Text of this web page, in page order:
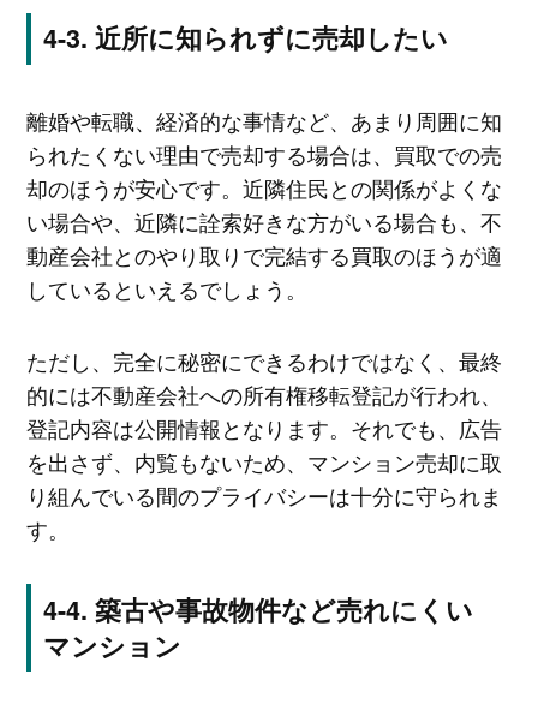
近所に知られずに売却したい
離婚や転職、経済的な事情など、あまり周囲に知
られたくない理由で売却する場合は、買取での売
却のほうが安心です。近隣住民との関係がよくな
い場合や、近隣に詮索好きな方がいる場合も、不
動産会社とのやり取りで完結する買取のほうが適
しているといえるでしょう。
ただし、完全に秘密にできるわけではなく、最終
的には不動産会社への所有権移転登記が行われ、
登記内容は公開情報となります。それでも、広告
を出さず、内覧もないため、マンション売却に取
り組んでいる間のプライバシーは十分に守られま
す。
築古や事故物件など売れにくい
マンション